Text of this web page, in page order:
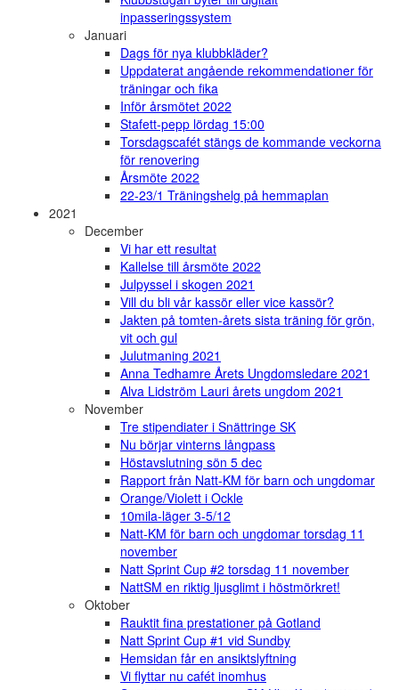
inpasseringssystem
Januari
Dags för nya klubbkläder?
Uppdaterat angående rekommendationer för
träningar och fika
Inför årsmötet 2022
Stafett-pepp lördag 15:00
Torsdagscafét stängs de kommande veckorna
för renovering
Årsmöte 2022
22-23/1 Träningshelg på hemmaplan
2021
December
Vi har ett resultat
Kallelse till årsmöte 2022
Julpyssel i skogen 2021
Vill du bli vår kassör eller vice kassör?
Jakten på tomten-årets sista träning för grön,
vit och gul
Julutmaning 2021
Anna Tedhamre Årets Ungdomsledare 2021
Alva Lidström Lauri årets ungdom 2021
November
Tre stipendiater i Snättringe SK
Nu börjar vinterns långpass
Höstavslutning sön 5 dec
Rapport från Natt-KM för barn och ungdomar
Orange/Violett i Ockle
10mila-läger 3-5/12
Natt-KM för barn och ungdomar torsdag 11
november
Natt Sprint Cup #2 torsdag 11 november
NattSM en riktig ljusglimt i höstmörkret!
Oktober
Rauktit fina prestationer på Gotland
Natt Sprint Cup #1 vid Sundby
Hemsidan får en ansiktslyftning
Vi flyttar nu cafét inomhus